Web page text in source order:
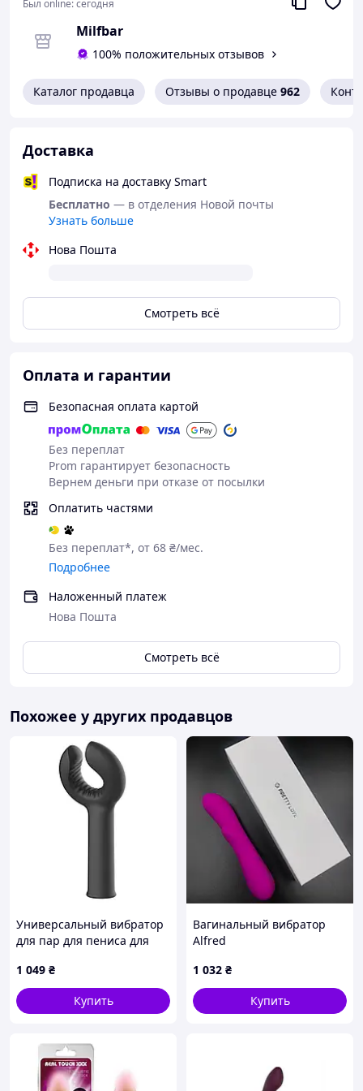
Характеристики:
Лучшая форма для стимуляции и достижения
назад);
градусов(максимальная температура
достигается за 4-5 минут, пока Вы успеете
подготовиться);
Простое управление тремя кнопками;
Водонепроницаемый (IPX6)для игр в душе
(однако не стоит полностью погружать под воду
Индекс шума: менее 50 децибелов
Зарядка USB кабелем;
Время зарядки/работы: 2 часа/50 минут
Размер: 240 мм х 35мм
Позвольте себе самый лучший секс с этим
невероятным вибратором!
лубрикантами на водной основе.
Был online:сегодня
Milfbar
100% положительных отзывов
Каталог продавца Отзывы о продавце 962
Доставка
Подписка на доставку Smart
Бесплатно — в отделения Новой почты
Узнать больше
Нова Пошта
Смотреть всё
Оплата и гарантии
Безопасная оплата картой
Без переплат
Prom гарантирует безопасность
Вернем деньги при отказе от посылки
Оплатить частями
Без переплат*, от 68 ₴/мес.
Подробнее
Наложенный платеж
Нова Пошта
Смотреть всё
Похожее у других продавцов
Универсальный вибратор
для пар для пениса для
сосков черный Dream Toys
Essentials Папайя
1 049 ₴
Купить
Вагинальный вибратор
Alfred
1 032 ₴
Купить